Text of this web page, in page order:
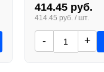
414.45 руб.
414.45 руб. / шт.
- +